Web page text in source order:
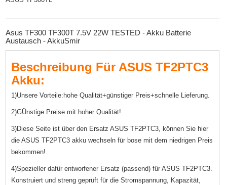
Asus TF300 TF300T 7.5V 22W TESTED - Akku Batterie
Austausch - AkkuSmir
Beschreibung Für ASUS TF2PTC3
Akku:
1)Unsere Vorteile:hohe Qualität+günstiger Preis+schnelle Lieferung.
2)GÜnstige Preise mit hoher Qualität!
3)Diese Seite ist über den Ersatz ASUS TF2PTC3, können Sie hier
die ASUS TF2PTC3 akku wechseln für bose mit dem niedrigen Preis
bekommen!
4)Spezieller dafür entworfener Ersatz (passend) für ASUS TF2PTC3.
Konstruiert und streng geprüft für die Stromspannung, Kapazität,